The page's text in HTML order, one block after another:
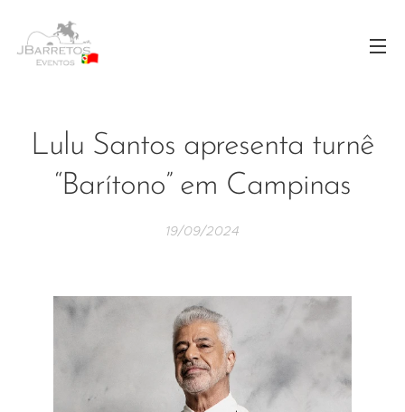
Lulu Santos apresenta turnê
“Barítono” em Campinas
19/09/2024